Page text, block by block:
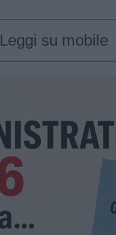
Leggi su mobile